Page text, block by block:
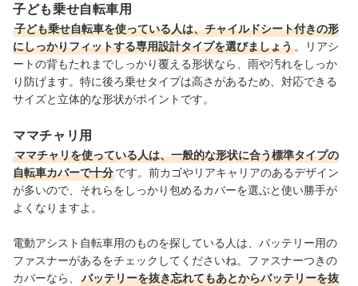
子ども乗せ自転車用
子ども乗せ自転車を使っている人は、チャイルドシート付きの形
にしっかりフィットする専用設計タイプを選びましょう 。リアシ
ートの背もたれまでしっかり覆える形状なら、雨や汚れをしっか
り防げます。特に後ろ乗せタイプは高さがあるため、対応できる
サイズと立体的な形状がポイントです。
ママチャリ用
ママチャリを使っている人は、一般的な形状に合う標準タイプの
自転車カバーで十分です。前カゴやリアキャリアのあるデザイン
が多いので、それらをしっかり包めるカバーを選ぶと使い勝手が
よくなりますよ。
電動アシスト自転車用のものを探している人は、バッテリー用の
ファスナーがあるをチェックしてくださいね。ファスナーつきの
カバーなら、
バッテリーを抜き忘れてもあとからバッテリーを抜